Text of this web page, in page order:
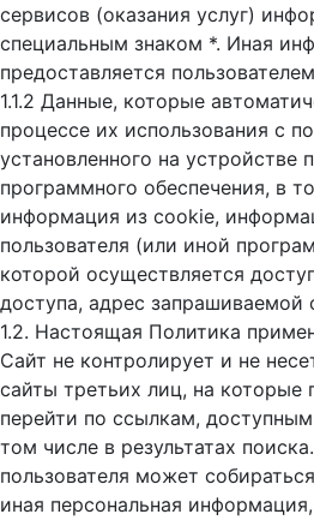
сервисов (оказания услуг)
специальным знаком *. Иная
предоставляется
1.1.2 Данные, которые
процессе их использования с
установленного на устройстве
программного обеспечения, в
информация из cookie,
пользователя (или иной
которой осуществляется
доступа, адрес запрашиваемой
1.2. Настоящая Политика
Сайт не контролирует и не
сайты третьих лиц, на которые
перейти по ссылкам,
том числе в результатах
пользователя может
иная персональная